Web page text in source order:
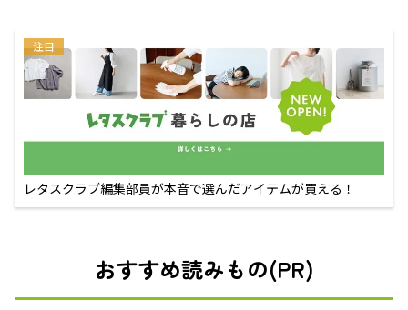
注目
レタスクラブ編集部員が本音で選んだアイテムが買える！
おすすめ読みもの(PR)